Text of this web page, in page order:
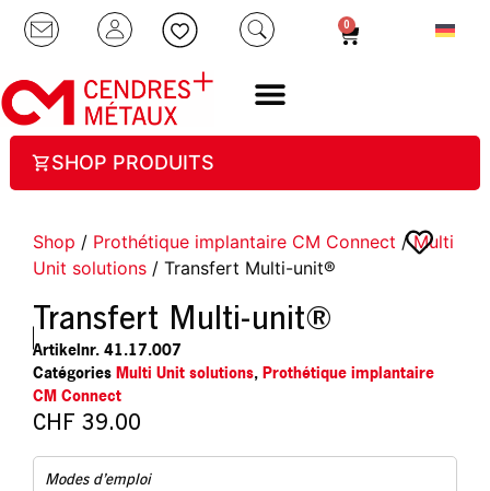
0
SHOP PRODUITS
Shop / Prothétique implantaire CM Connect /Multi
Unit solutions / Transfert Multi-unit®
Transfert Multi-unit®
Artikelnr. 41.17.007
Catégories Multi Unit solutions, Prothétique implantaire
CM Connect
CHF 39.00
Modes d’emploi